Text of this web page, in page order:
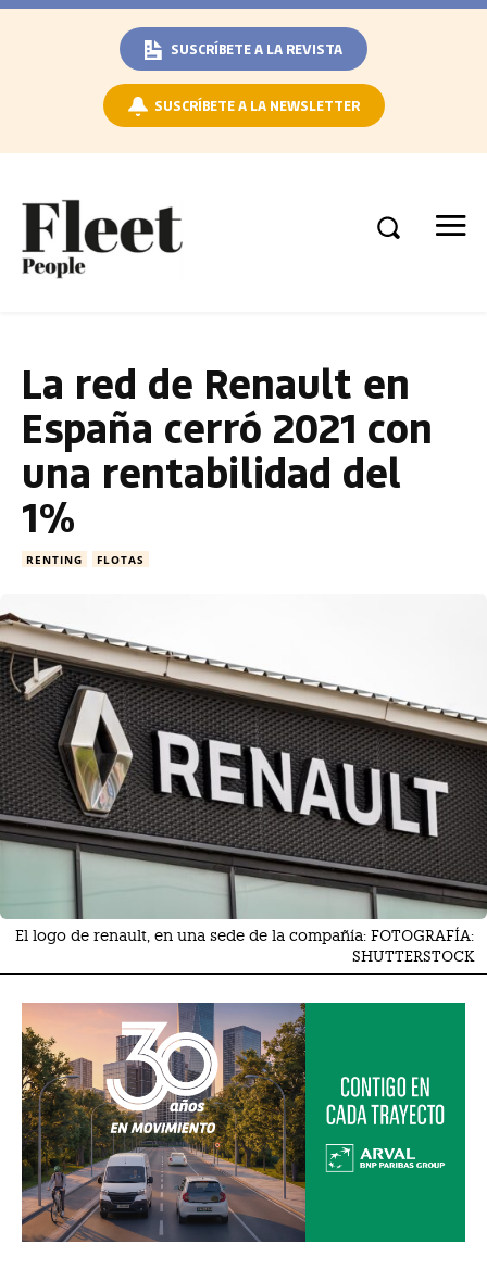
SUSCRÍBETE A LA REVISTA
SUSCRÍBETE A LA NEWSLETTER
La red de Renault en
España cerró 2021 con
una rentabilidad del
1%
RENTING FLOTAS
El logo de renault, en una sede de la compañía: FOTOGRAFÍA:
SHUTTERSTOCK